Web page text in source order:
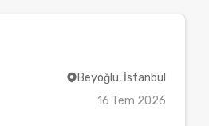
Beyoğlu, İstanbul
16 Tem 2026